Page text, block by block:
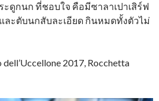
ดูกนก ที่ชอบใจ คือมีซาลาเปาเสิร์ฟ
ละตับนกสับละเอียด กินหมดทั้งตัวไม่
2017, Rocchetta